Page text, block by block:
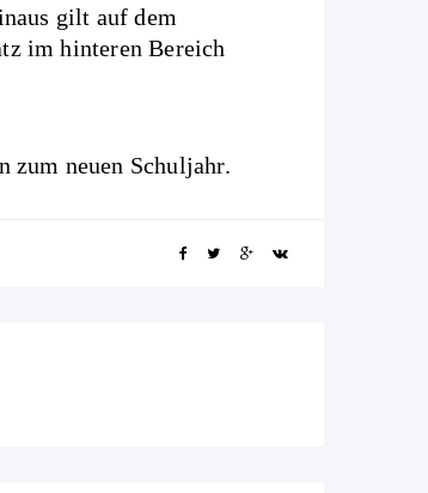
gilt auf dem
im hinteren Bereich
zum neuen Schuljahr.